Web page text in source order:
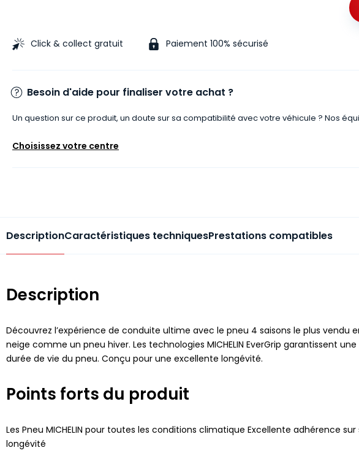
Click & collect gratuit Paiement 100% sécurisé
Besoin d'aide pour finaliser votre achat ?
Un question sur ce produit, un doute sur sa compatibilité avec votre véhicule ? Nos
Choisissez votre centre
DescriptionCaractéristiques techniquesPrestations compatibles
Description
Découvrez l’expérience de conduite ultime avec le pneu 4 saisons le plus vendu
neige comme un pneu hiver. Les technologies MICHELIN EverGrip garantissent
durée de vie du pneu. Conçu pour une excellente longévité.
Points forts du produit
Les Pneu MICHELIN pour toutes les conditions climatique Excellente adhérence
longévité